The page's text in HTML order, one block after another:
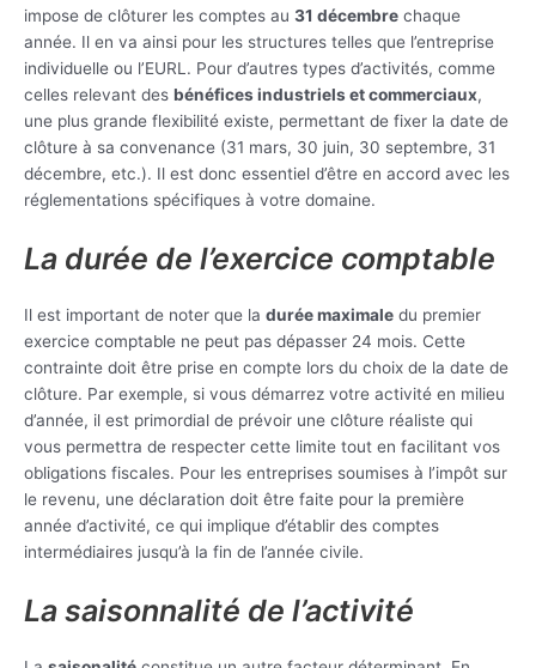
impose de clôturer les comptes au 31 décembre chaque
année. Il en va ainsi pour les structures telles que l’entreprise
individuelle ou l’EURL. Pour d’autres types d’activités, comme
celles relevant des bénéfices industriels et commerciaux,
une plus grande flexibilité existe, permettant de fixer la date de
clôture à sa convenance (31 mars, 30 juin, 30 septembre, 31
décembre, etc.). Il est donc essentiel d’être en accord avec les
réglementations spécifiques à votre domaine.
La durée de l’exercice comptable
Il est important de noter que la durée maximale du premier
exercice comptable ne peut pas dépasser 24 mois. Cette
contrainte doit être prise en compte lors du choix de la date de
clôture. Par exemple, si vous démarrez votre activité en milieu
d’année, il est primordial de prévoir une clôture réaliste qui
vous permettra de respecter cette limite tout en facilitant vos
obligations fiscales. Pour les entreprises soumises à l’impôt sur
le revenu, une déclaration doit être faite pour la première
année d’activité, ce qui implique d’établir des comptes
intermédiaires jusqu’à la fin de l’année civile.
La saisonnalité de l’activité